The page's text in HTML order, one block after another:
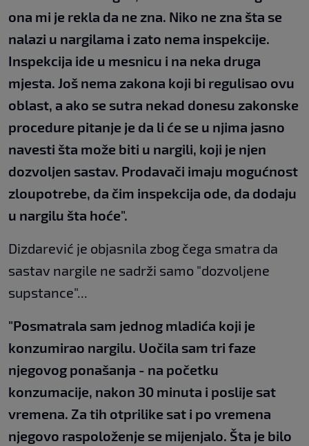
ona mi je rekla da ne zna. Niko ne zna šta se
nalazi u nargilama i zato nema inspekcije.
Inspekcija ide u mesnicu i na neka druga
mjesta. Još nema zakona koji bi regulisao ovu
oblast, a ako se sutra nekad donesu zakonske
procedure pitanje je da li će se u njima jasno
navesti šta može biti u nargili, koji je njen
dozvoljen sastav. Prodavači imaju mogućnost
zloupotrebe, da čim inspekcija ode, da dodaju
u nargilu šta hoće".
Dizdarević je objasnila zbog čega smatra da
sastav nargile ne sadrži samo "dozvoljene
supstance"...
"Posmatrala sam jednog mladića koji je
konzumirao nargilu. Uočila sam tri faze
njegovog ponašanja - na početku
konzumacije, nakon 30 minuta i poslije sat
vremena. Za tih otprilike sat i po vremena
njegovo raspoloženje se mijenjalo. Šta je bilo